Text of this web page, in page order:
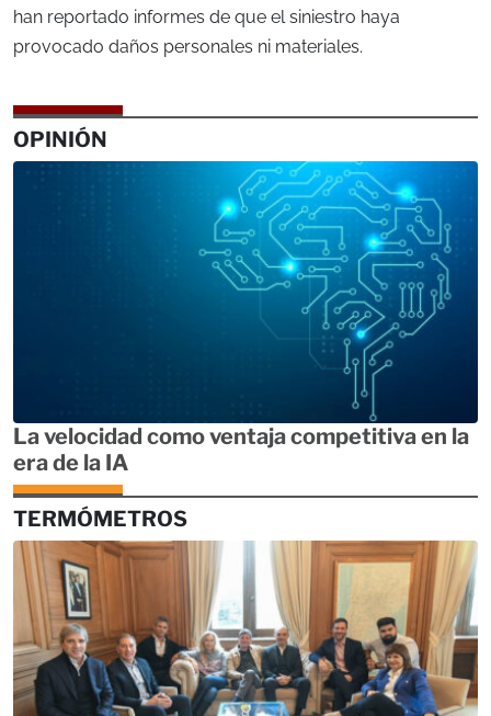
han reportado informes de que el siniestro haya
provocado daños personales ni materiales.
OPINIÓN
La velocidad como ventaja competitiva en la
era de la IA
TERMÓMETROS